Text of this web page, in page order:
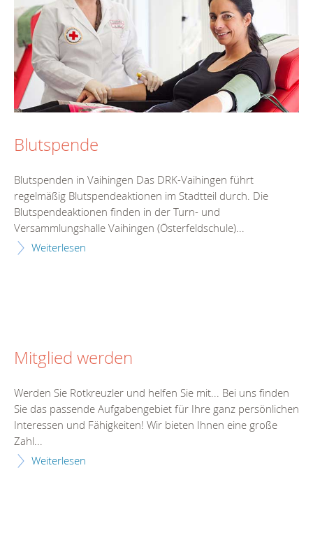
Blutspende
Blutspenden in Vaihingen Das DRK-Vaihingen führt
regelmäßig Blutspendeaktionen im Stadtteil durch. Die
Blutspendeaktionen finden in der Turn- und
Versammlungshalle Vaihingen (Österfeldschule)...
Weiterlesen
Mitglied werden
Werden Sie Rotkreuzler und helfen Sie mit... Bei uns finden
Sie das passende Aufgabengebiet für Ihre ganz persönlichen
Interessen und Fähigkeiten! Wir bieten Ihnen eine große
Zahl...
Weiterlesen